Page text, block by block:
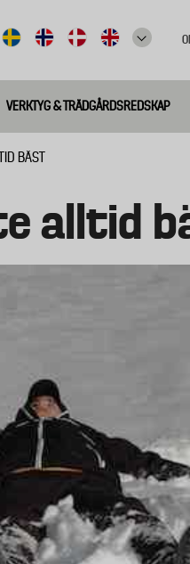
VERKTYG & TRÄDGÅRDSREDSKAP
BÄST
alltid